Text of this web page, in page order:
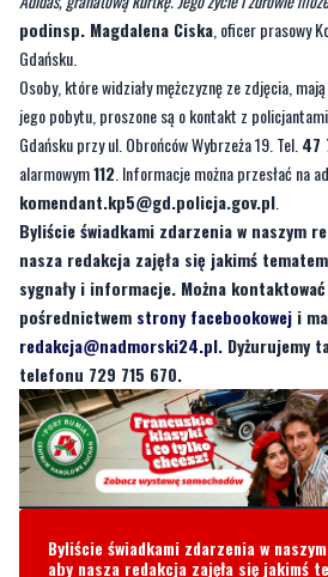
jego pobytu, proszone są o kontakt z
Gdańsku przy ul. Obrońców Wybrzeża 19. Tel.
alarmowym112. Informacje można przesłać na
komendant.kp5@gd.policja.gov.pl.
Byliście świadkami zdarzenia w naszym
nasza redakcja zajęła się jakimś
sygnały i informacje. Można kontaktować
pośrednictwemstrony facebookoweji
redakcja@nadmorski24.pl. Dyżurujemy
telefonu 729 715 670.
Byliście świadkami zdarzenia w naszym
aby nasza redakcja zajęła się jakimś
Wasze sygnały i informacje. Można
redakcja@nadmorski24.plDyżurujemy
telefonu729 715 670.